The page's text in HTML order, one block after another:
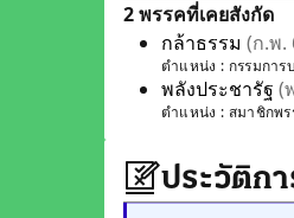
2 พรรคที่เคยสังกัด
กล้าธรรม (ก.พ.
ตำแหน่ง : กรรมการ
พลังประชารัฐ (
ตำแหน่ง : สมาชิกพ
ประวัติก